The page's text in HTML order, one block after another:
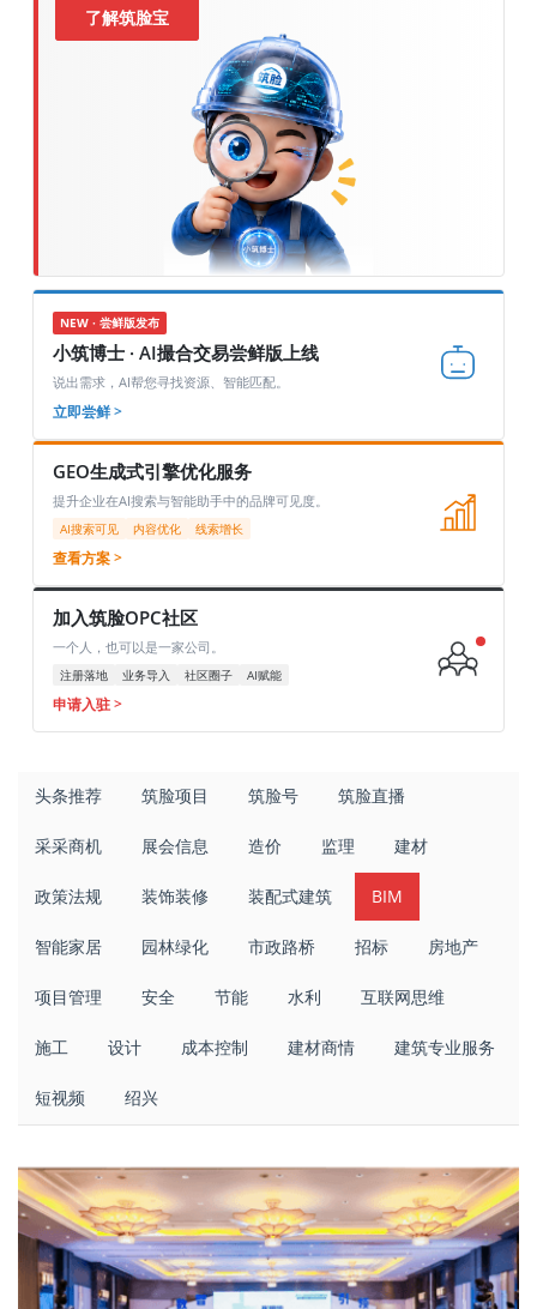
了解筑脸宝
NEW · 尝鲜版发布
小筑博士 · AI撮合交易尝鲜版上线
说出需求，AI帮您寻找资源、智能匹配。
立即尝鲜 >
GEO生成式引擎优化服务
提升企业在AI搜索与智能助手中的品牌可见度。
AI搜索可见 内容优化 线索增长
查看方案 >
加入筑脸OPC社区
一个人，也可以是一家公司。
注册落地 业务导入 社区圈子 AI赋能
申请入驻 >
头条推荐 筑脸项目 筑脸号 筑脸直播
采采商机 展会信息 造价 监理 建材
政策法规 装饰装修 装配式建筑 BIM
智能家居 园林绿化 市政路桥 招标 房地产
项目管理 安全 节能 水利 互联网思维
施工 设计 成本控制 建材商情 建筑专业服务
短视频 绍兴